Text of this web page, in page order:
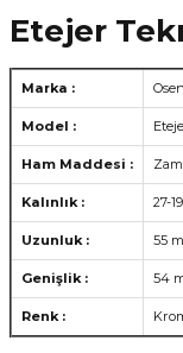
Etejer
Marka :
Model :
Ham Maddesi :
Kalınlık : 27-
Uzunluk : 55
Genişlik : 54
Renk :